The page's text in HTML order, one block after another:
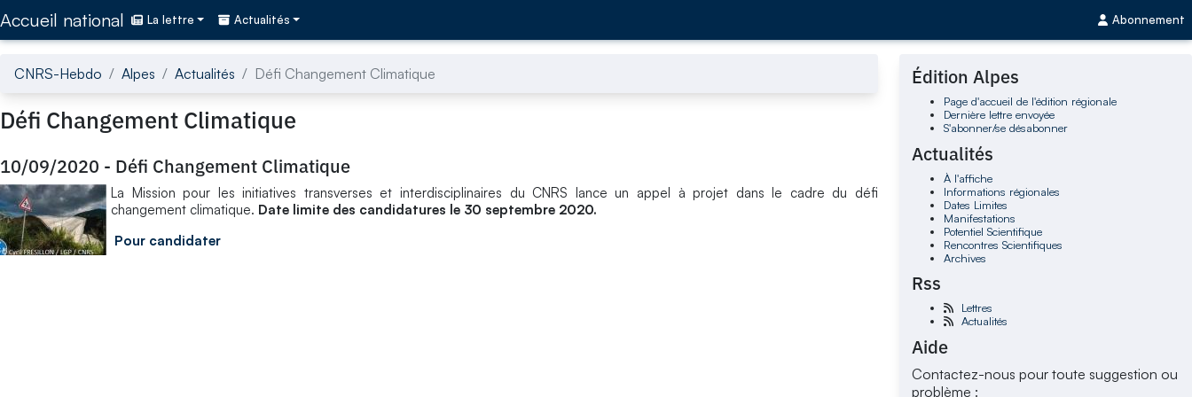
Accueil national La lettre Actualités Abonnement
CNRS-Hebdo Alpes Actualités Défi Changement Climatique
Défi Changement Climatique
10/09/2020 - Défi Changement Climatique
La Mission pour les initiatives transverses et interdisciplinaires du CNRS lance un appel à projet dans le cadre du défi
changement climatique. Date limite des candidatures le 30 septembre 2020.
Pour candidater
Édition Alpes
Page d'accueil de l'édition régionale
Dernière lettre envoyée
S'abonner/se désabonner
Actualités
À l'affiche
Informations régionales
Dates Limites
Manifestations
Potentiel Scientifique
Rencontres Scientifiques
Archives
Rss
Lettres
Actualités
Aide
Contactez-nous pour toute suggestion ou
problème :